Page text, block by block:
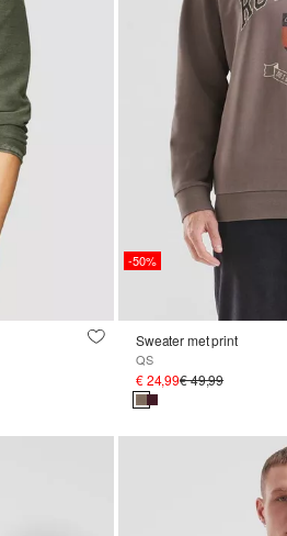
-50%
Sweater met print
QS
€ 24,99€ 49,99